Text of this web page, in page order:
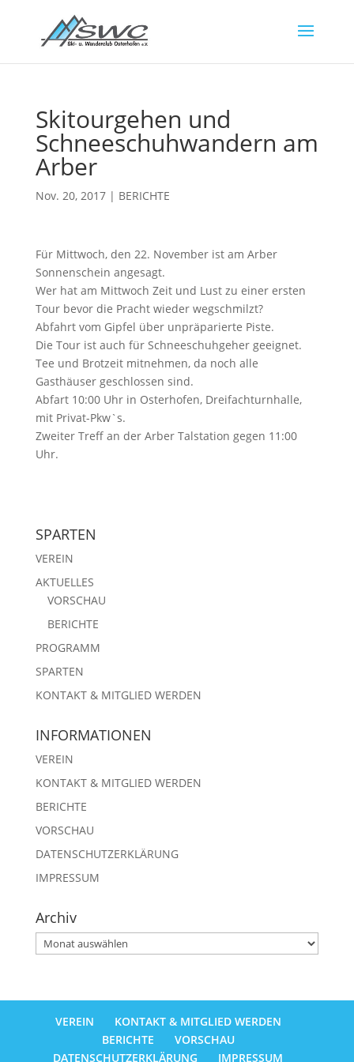
Skitourgehen und
Schneeschuhwandern am
Arber
Nov. 20, 2017| BERICHTE
Für Mittwoch, den 22. November ist am Arber
Sonnenschein angesagt.
Wer hat am Mittwoch Zeit und Lust zu einer ersten
Tour bevor die Pracht wieder wegschmilzt?
Abfahrt vom Gipfel über unpräparierte Piste.
Die Tour ist auch für Schneeschuhgeher geeignet.
Tee und Brotzeit mitnehmen, da noch alle
Gasthäuser geschlossen sind.
Abfart 10:00 Uhr in Osterhofen, Dreifachturnhalle,
mit Privat-Pkw`s.
Zweiter Treff an der Arber Talstation gegen 11:00
Uhr.
SPARTEN
VEREIN
AKTUELLES
VORSCHAU
BERICHTE
PROGRAMM
SPARTEN
KONTAKT & MITGLIED WERDEN
INFORMATIONEN
VEREIN
KONTAKT & MITGLIED WERDEN
BERICHTE
VORSCHAU
DATENSCHUTZERKLÄRUNG
IMPRESSUM
Archiv
Archiv
VEREIN
KONTAKT & MITGLIED WERDEN
BERICHTE
VORSCHAU
DATENSCHUTZERKLÄRUNG
IMPRESSUM